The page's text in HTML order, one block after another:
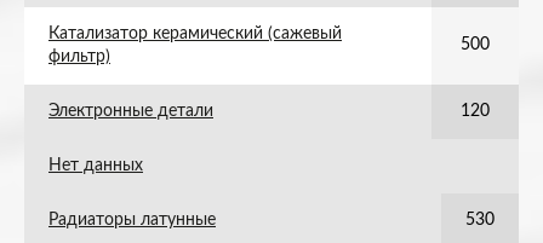
Катализатор керамический (сажевый
фильтр)
500
Электронные детали 120
Нет данных
Радиаторы латунные 530